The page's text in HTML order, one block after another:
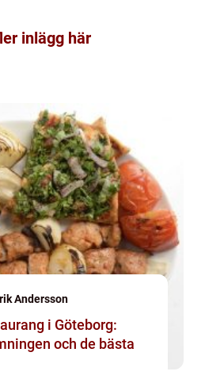
inlägg här
Andersson
i Göteborg:
och de bästa